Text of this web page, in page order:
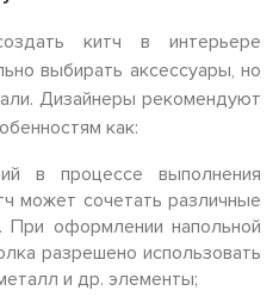
китч в интерьере
выбирать аксессуары, но
Дизайнеры рекомендуют
как:
в процессе выполнения
может сочетать различные
оформлении напольной
разрешено использовать
и др. элементы;